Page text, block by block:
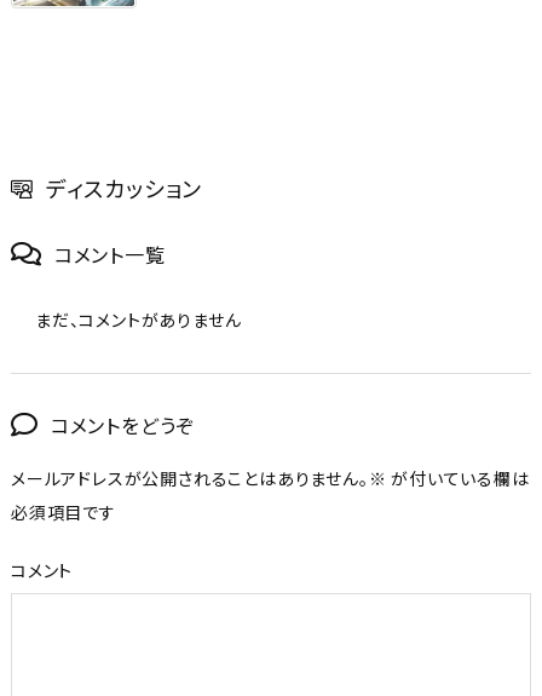
ディスカッション
コメント一覧
まだ、コメントがありません
コメントをどうぞ
メールアドレスが公開されることはありません。 ※ が付いている欄は
必須項目です
コメント